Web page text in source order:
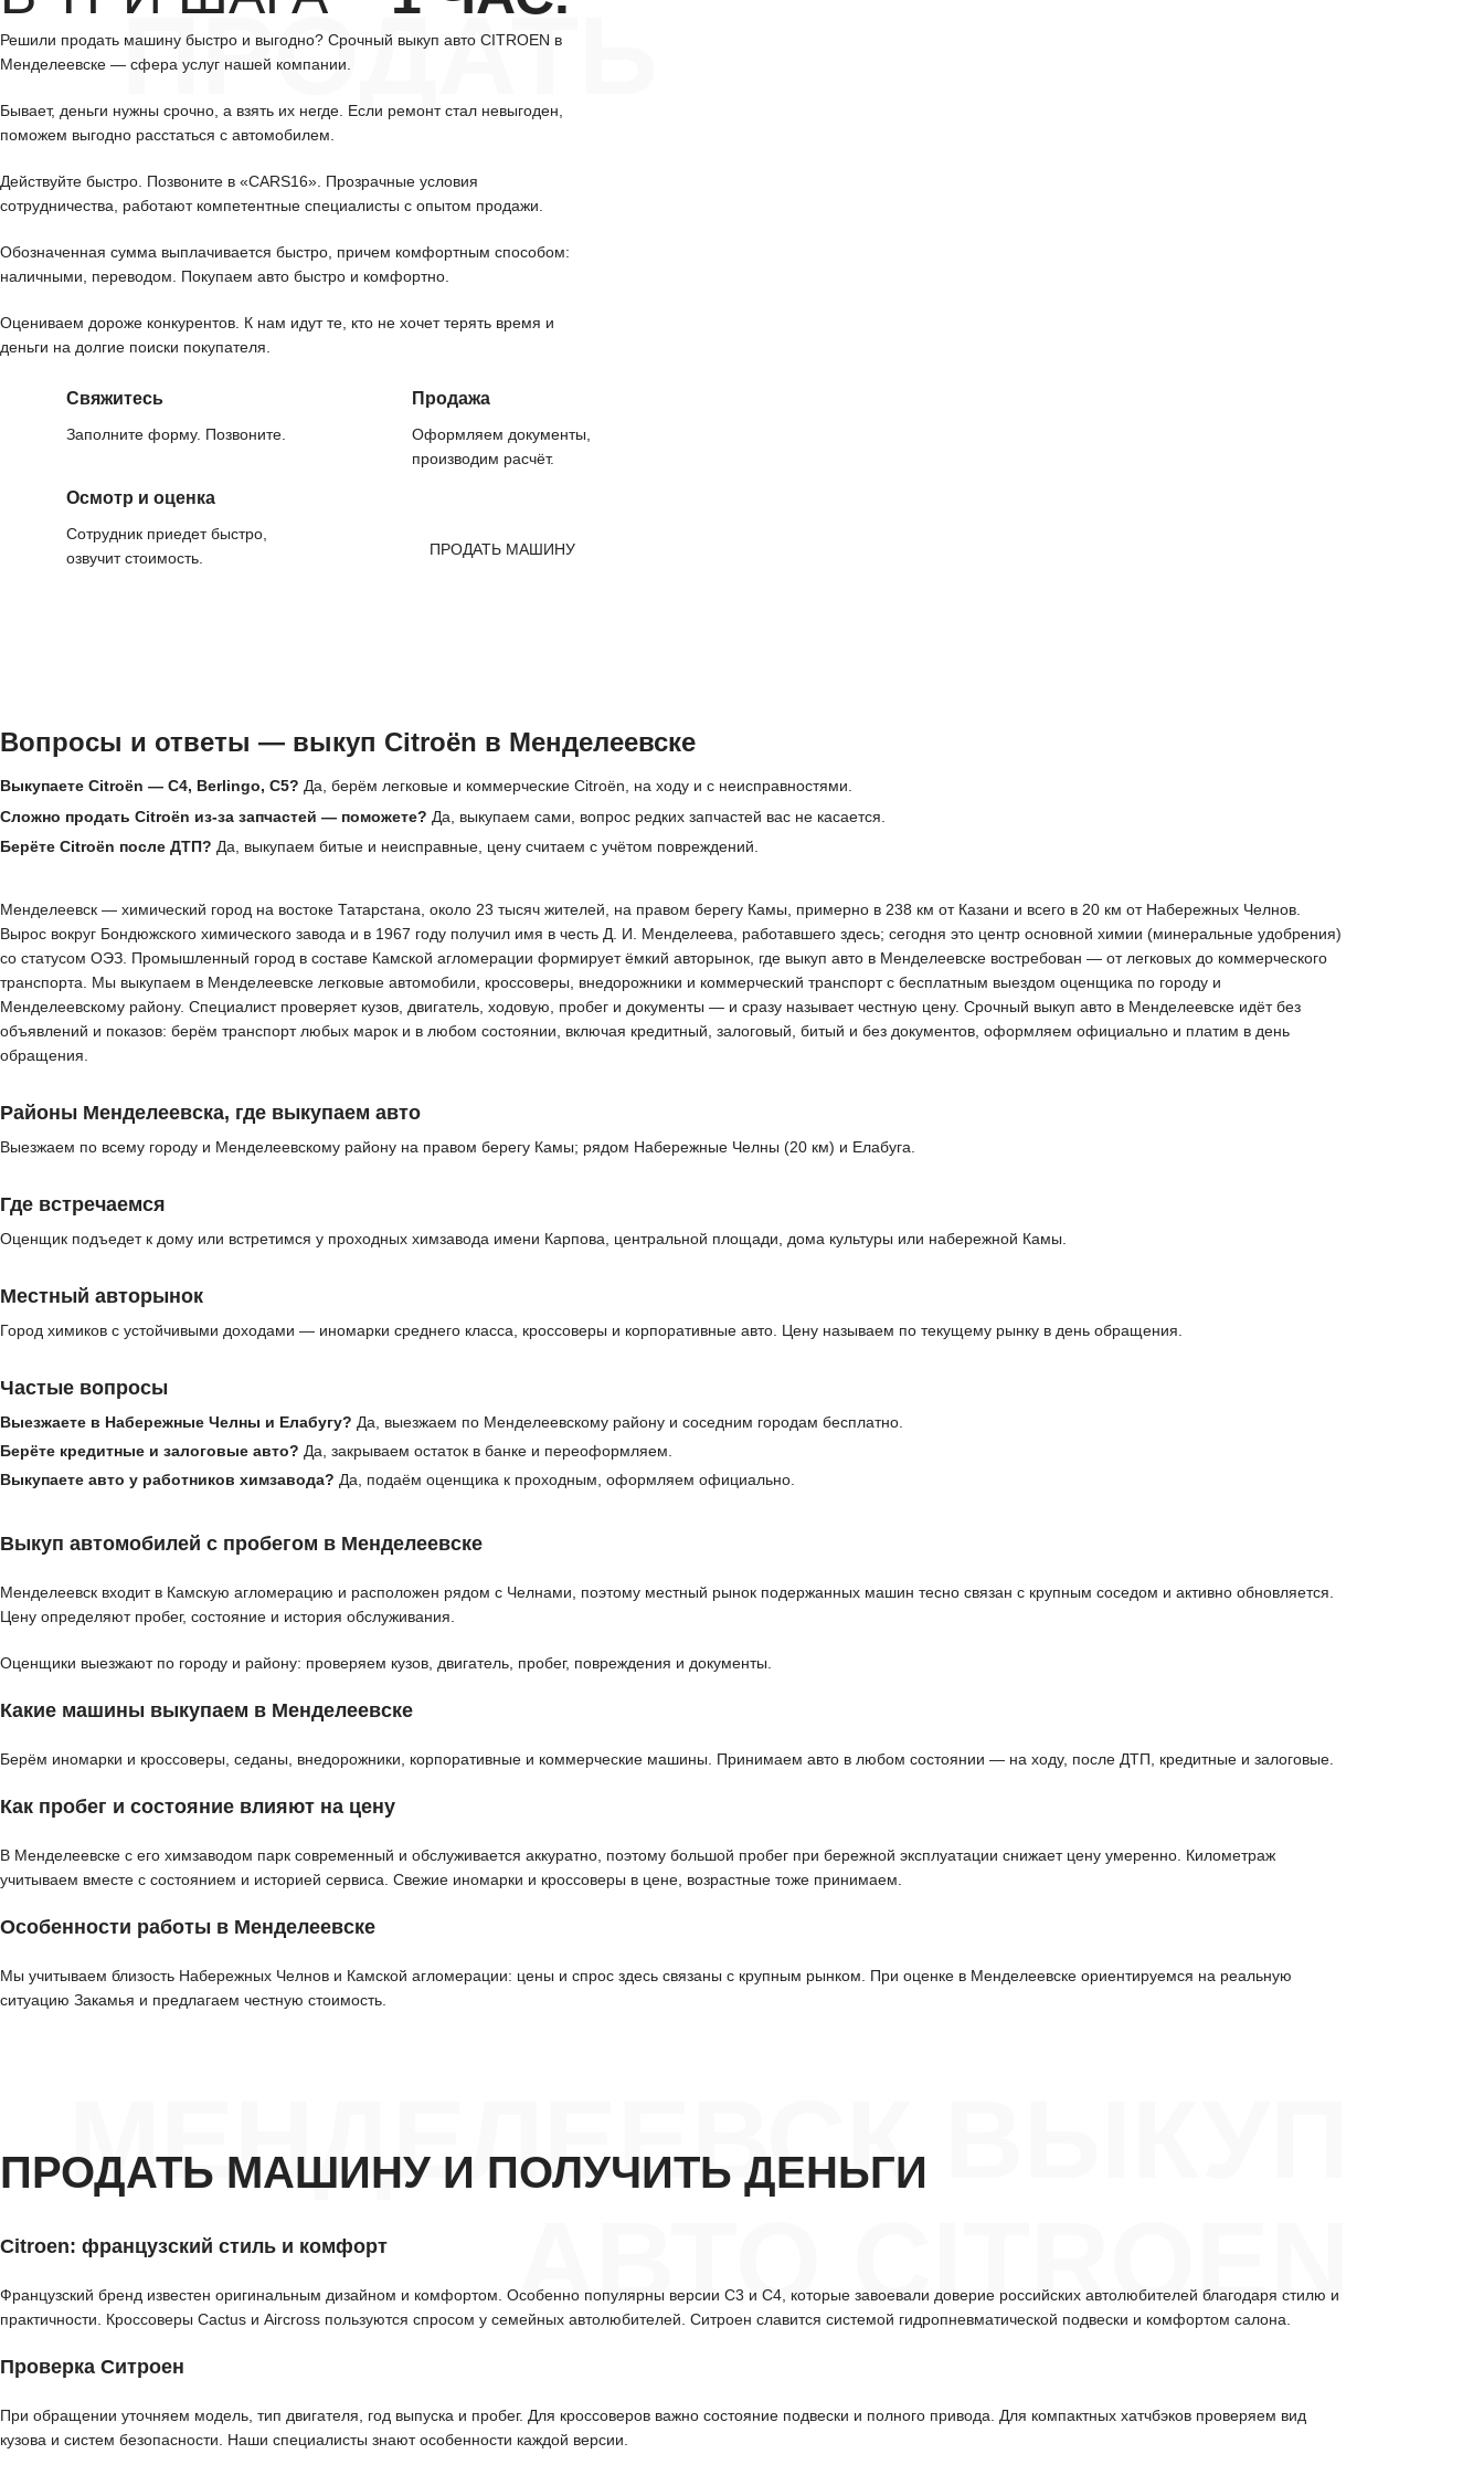
ПРОДАТЬ
Решили продать машину быстро и выгодно? Срочный выкуп авто CITROEN в
Менделеевске — сфера услуг нашей компании.
Бывает, деньги нужны срочно, а взять их негде. Если ремонт стал невыгоден,
поможем выгодно расстаться с автомобилем.
Действуйте быстро. Позвоните в «CARS16». Прозрачные условия
сотрудничества, работают компетентные специалисты с опытом продажи.
Обозначенная сумма выплачивается быстро, причем комфортным способом:
наличными, переводом. Покупаем авто быстро и комфортно.
Оцениваем дороже конкурентов. К нам идут те, кто не хочет терять время и
деньги на долгие поиски покупателя.
Свяжитесь
Заполните форму. Позвоните.
Осмотр и оценка
Сотрудник приедет быстро,
озвучит стоимость.
Продажа
Оформляем документы,
производим расчёт.
ПРОДАТЬ МАШИНУ
Вопросы и ответы — выкуп Citroën в Менделеевске
Выкупаете Citroën — C4, Berlingo, C5? Да, берём легковые и коммерческие Citroën, на ходу и с неисправностями.
Сложно продать Citroën из-за запчастей — поможете? Да, выкупаем сами, вопрос редких запчастей вас не касается.
Берёте Citroën после ДТП? Да, выкупаем битые и неисправные, цену считаем с учётом повреждений.
Менделеевск — химический город на востоке Татарстана, около 23 тысяч жителей, на правом берегу Камы, примерно в 238 км от Казани и всего в 20 км от Набережных Челнов.
Вырос вокруг Бондюжского химического завода и в 1967 году получил имя в честь Д. И. Менделеева, работавшего здесь; сегодня это центр основной химии (минеральные удобрения)
со статусом ОЭЗ. Промышленный город в составе Камской агломерации формирует ёмкий авторынок, где выкуп авто в Менделеевске востребован — от легковых до коммерческого
транспорта. Мы выкупаем в Менделеевске легковые автомобили, кроссоверы, внедорожники и коммерческий транспорт с бесплатным выездом оценщика по городу и
Менделеевскому району. Специалист проверяет кузов, двигатель, ходовую, пробег и документы — и сразу называет честную цену. Срочный выкуп авто в Менделеевске идёт без
объявлений и показов: берём транспорт любых марок и в любом состоянии, включая кредитный, залоговый, битый и без документов, оформляем официально и платим в день
обращения.
Районы Менделеевска, где выкупаем авто
Выезжаем по всему городу и Менделеевскому району на правом берегу Камы; рядом Набережные Челны (20 км) и Елабуга.
Где встречаемся
Оценщик подъедет к дому или встретимся у проходных химзавода имени Карпова, центральной площади, дома культуры или набережной Камы.
Местный авторынок
Город химиков с устойчивыми доходами — иномарки среднего класса, кроссоверы и корпоративные авто. Цену называем по текущему рынку в день обращения.
Частые вопросы
Выезжаете в Набережные Челны и Елабугу? Да, выезжаем по Менделеевскому району и соседним городам бесплатно.
Берёте кредитные и залоговые авто? Да, закрываем остаток в банке и переоформляем.
Выкупаете авто у работников химзавода? Да, подаём оценщика к проходным, оформляем официально.
Выкуп автомобилей с пробегом в Менделеевске
Менделеевск входит в Камскую агломерацию и расположен рядом с Челнами, поэтому местный рынок подержанных машин тесно связан с крупным соседом и активно обновляется.
Цену определяют пробег, состояние и история обслуживания.
Оценщики выезжают по городу и району: проверяем кузов, двигатель, пробег, повреждения и документы.
Какие машины выкупаем в Менделеевске
Берём иномарки и кроссоверы, седаны, внедорожники, корпоративные и коммерческие машины. Принимаем авто в любом состоянии — на ходу, после ДТП, кредитные и залоговые.
Как пробег и состояние влияют на цену
В Менделеевске с его химзаводом парк современный и обслуживается аккуратно, поэтому большой пробег при бережной эксплуатации снижает цену умеренно. Километраж
учитываем вместе с состоянием и историей сервиса. Свежие иномарки и кроссоверы в цене, возрастные тоже принимаем.
Особенности работы в Менделеевске
Мы учитываем близость Набережных Челнов и Камской агломерации: цены и спрос здесь связаны с крупным рынком. При оценке в Менделеевске ориентируемся на реальную
ситуацию Закамья и предлагаем честную стоимость.
МЕНДЕЛЕЕВСК ВЫКУП
АВТО CITROEN
ПРОДАТЬ МАШИНУ И ПОЛУЧИТЬ ДЕНЬГИ
Citroen: французский стиль и комфорт
Французский бренд известен оригинальным дизайном и комфортом. Особенно популярны версии C3 и C4, которые завоевали доверие российских автолюбителей благодаря стилю и
практичности. Кроссоверы Cactus и Aircross пользуются спросом у семейных автолюбителей. Ситроен славится системой гидропневматической подвески и комфортом салона.
Проверка Ситроен
При обращении уточняем модель, тип двигателя, год выпуска и пробег. Для кроссоверов важно состояние подвески и полного привода. Для компактных хатчбэков проверяем вид
кузова и систем безопасности. Наши специалисты знают особенности каждой версии.